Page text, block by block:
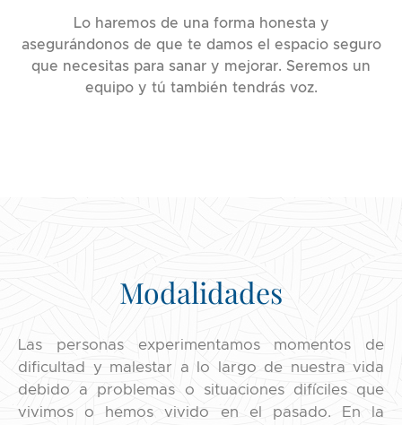
Lo haremos de una forma honesta y
asegurándonos de que te damos el espacio seguro
que necesitas para sanar y mejorar. Seremos un
equipo y tú también tendrás voz.
Modalidades
Las personas experimentamos momentos de
dificultad y malestar a lo largo de nuestra vida
debido a problemas o situaciones difíciles que
vivimos o hemos vivido en el pasado. En la